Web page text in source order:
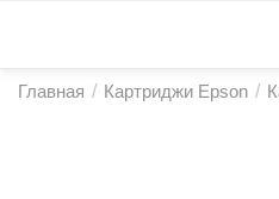
Главная / Картриджи Epson /